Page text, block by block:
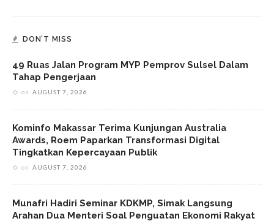
DON’T MISS
49 Ruas Jalan Program MYP Pemprov Sulsel Dalam
Tahap Pengerjaan
on AUGUST 7, 2026
Kominfo Makassar Terima Kunjungan Australia
Awards, Roem Paparkan Transformasi Digital
Tingkatkan Kepercayaan Publik
on AUGUST 7, 2026
Munafri Hadiri Seminar KDKMP, Simak Langsung
Arahan Dua Menteri Soal Penguatan Ekonomi Rakyat